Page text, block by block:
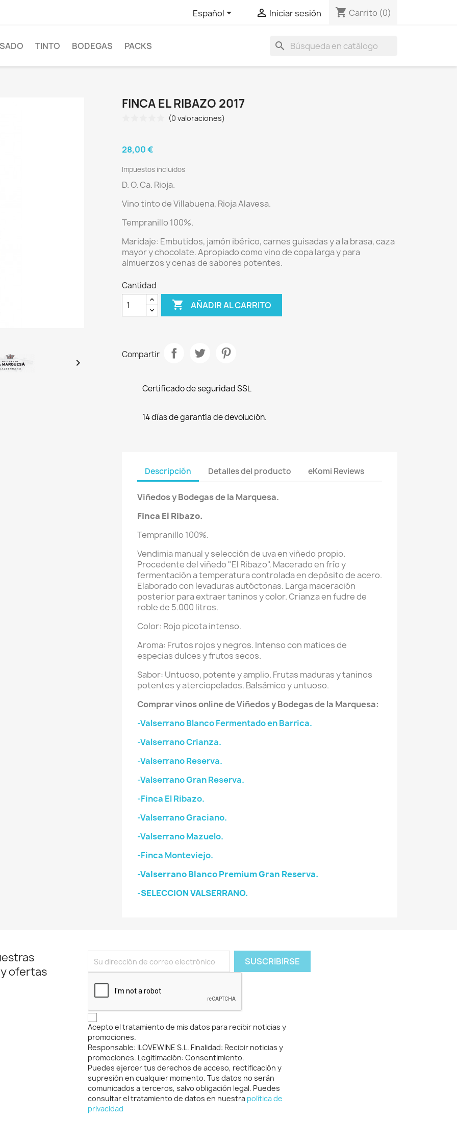
Español  Iniciar sesión shopping_cart Carrito (0)
TINTO BODEGAS PACKS search

FINCA EL RIBAZO 2017
(0 valoraciones)
28,00 €
Impuestos incluidos
D. O. Ca. Rioja.
Vino tinto de Villabuena, Rioja Alavesa.
Tempranillo 100%.
Maridaje: Embutidos, jamón ibérico, carnes guisadas y a la brasa, caza
mayor y chocolate.Apropiado como vino de copa larga y para
almuerzos y cenas de sabores potentes.
Cantidad
 AÑADIR AL CARRITO
Compartir
Certificado de seguridad SSL
14 días de garantía de devolución.
Descripción Detalles del producto eKomi Reviews
Viñedos y Bodegas de la Marquesa.
Finca El Ribazo.
Tempranillo 100%.
Vendimia manual y selección de uva en viñedo propio.
Procedente del viñedo "El Ribazo". Macerado en frío y
fermentación a temperatura controlada en depósito de acero.
Elaborado con levaduras autóctonas. Larga maceración
posterior para extraer taninos y color. Crianza en fudre de
roble de 5.000 litros.
Color: Rojo picota intenso.
Aroma: Frutos rojos y negros. Intenso con matices de
especias dulces y frutos secos.
Sabor: Untuoso, potente y amplio. Frutas maduras y taninos
potentes y aterciopelados. Balsámico y untuoso.
Comprar vinos online de Viñedos y Bodegas de la Marquesa:
-Valserrano Blanco Fermentado en Barrica.
-Valserrano Crianza.
-Valserrano Reserva.
-Valserrano Gran Reserva.
-Finca El Ribazo.
-Valserrano Graciano.
-Valserrano Mazuelo.
-Finca Monteviejo.
-Valserrano Blanco Premium Gran Reserva.
-SELECCION VALSERRANO.
ofertas
Acepto el tratamiento de mis datos para recibir noticias y
promociones.
Responsable: ILOVEWINE S.L. Finalidad: Recibir noticias y
promociones. Legitimación: Consentimiento.
Puedes ejercer tus derechos de acceso, rectificación y
supresión en cualquier momento. Tus datos no serán
comunicados a terceros, salvo obligación legal. Puedes
consultar el tratamiento de datos en nuestra política de
privacidad